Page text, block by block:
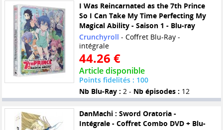
I Was Reincarnated as the 7th Prince
So I Can Take My Time Perfecting My
Magical Ability - Saison 1 - Blu-ray
Crunchyroll - Coffret Blu-Ray -
intégrale
44.26 €
Article disponible
Points fidelités : 100
Nb Blu-Ray : 2 - Nb épisodes : 12
DanMachi : Sword Oratoria -
Intégrale - Coffret Combo DVD + Blu-